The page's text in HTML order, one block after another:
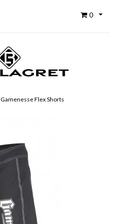
0
Gamenesse Flex Shorts